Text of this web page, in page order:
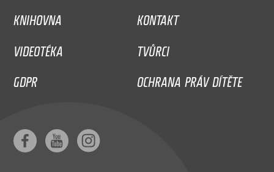
KNIHOVNA
KONTAKT
VIDEOTÉKA
TVŮRCI
GDPR
OCHRANA PRÁV DÍTĚTE